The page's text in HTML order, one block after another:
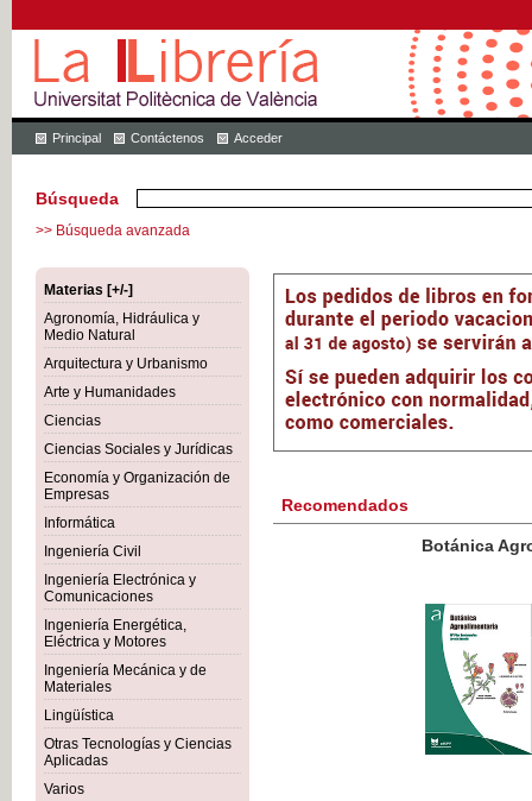
Principal Contáctenos Acceder
Búsqueda
>> Búsqueda avanzada
Materias [+/-]
Agronomía, Hidráulica y
Medio Natural
Arquitectura y Urbanismo
Arte y Humanidades
Ciencias
Ciencias Sociales y Jurídicas
Economía y Organización de
Empresas
Informática
Ingeniería Civil
Ingeniería Electrónica y
Comunicaciones
Ingeniería Energética,
Eléctrica y Motores
Ingeniería Mecánica y de
Materiales
Lingüística
Otras Tecnologías y Ciencias
Aplicadas
Varios
Recomendados
Botánica Agroalimentaria
IVA